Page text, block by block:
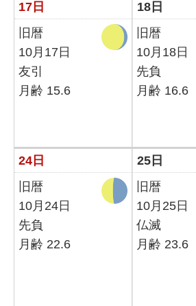
17日 18日
旧暦
10月17日
友引
月齢 15.6
旧暦
10月18日
先負
月齢 16.6
24日 25日
旧暦
10月24日
先負
月齢 22.6
旧暦
10月25日
仏滅
月齢 23.6